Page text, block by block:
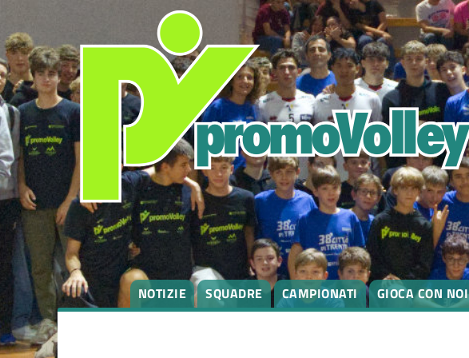
NOTIZIE SQUADRE CAMPIONATI GIOCA CON NOI